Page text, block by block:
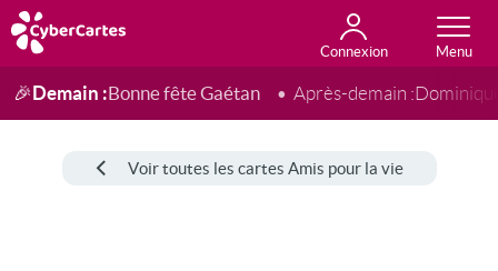
Connexion
Anniversaire
Fête du jour
Amour
Amitié
Merci
Toutes les cartes
🎉Demain :Bonne fête Gaétan Après-demain :
Voir toutes les cartes Amis pour la vie